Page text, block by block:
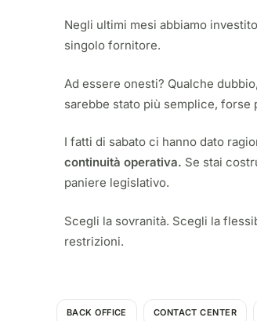
Negli ultimi mesi abbiamo
singolo fornitore.
Ad essere onesti? Qualche
sarebbe stato più semplice,
I fatti di sabato ci hanno dato
continuità operativa. Se stai
paniere legislativo.
Scegli la sovranità. Scegli la
restrizioni.
BACK OFFICE CONTACT CENTER